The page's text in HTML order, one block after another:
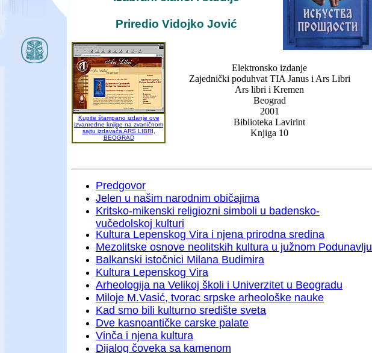
Priredio Vidojko Jović
Kupite štampano izdanje ove
izvanredne knjige na zvaničnom
sajtu izdavača ARS LIBRI,
BEOGRAD
Elektronsko izdanje
Zajednički poduhvat TIA Janus i Ars Libri
Ars libri i Kremen
Beograd
2001
Biblioteka Lavirint
Knjiga 10
Predgovor
Jelen u našim narodnim običajima
Kritsko-mikenski religiozni simboli u badensko-
vučedolskoj kulturi
Kultura Lepenskog Vira i njena prirodna sredina
Mezolitske osnove neolitskih kultura u južnom Podunavlju
Balkanski istočnici Milana Budimira
Kultura Lepenskog Vira
Arheologija na Velikoj školi i Univerzitet u Beogradu
Miloje M.Vasić, tvorac srpske arheološke nauke
Kad smo bili kulturno središte sveta
Dve kasnoantičke carske palate
Vinča i njena kultura
Dijalog čoveka sa kamenom